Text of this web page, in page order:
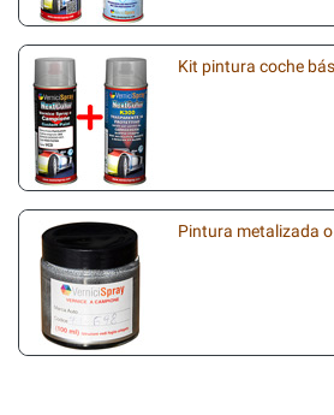
Kit pintura coche
Pintura metalizada